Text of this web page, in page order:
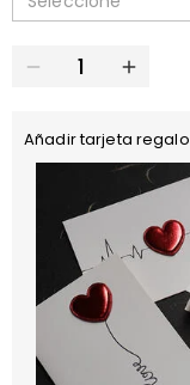
Añadir tarjeta regalo